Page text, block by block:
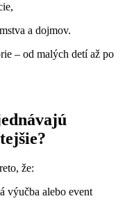
a dojmov.
– od malých detí až po
že:
výučba alebo event